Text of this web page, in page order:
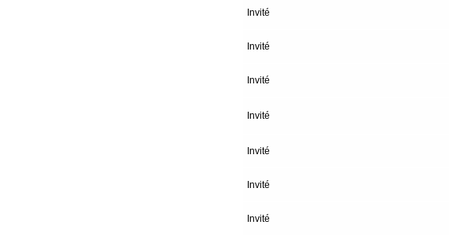
Invité
Invité
Invité
Invité
Invité
Invité
Invité